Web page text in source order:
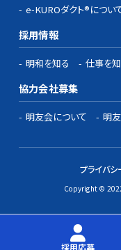
e-KUROダクト®につい
採用情報
明和を知る 仕事を
協力会社募集
明友会について 明
プライバ
Copyright ©
採用応募